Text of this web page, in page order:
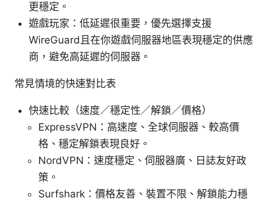
更穩定。
遊戲玩家：低延遲很重要，優先選擇支援
WireGuard且在你遊戲伺服器地區表現穩定的供應
商，避免高延遲的伺服器。
常見情境的快速對比表
快速比較（速度／穩定性／解鎖／價格）
ExpressVPN：高速度、全球伺服器、較高價
格、穩定解鎖表現良好。
NordVPN：速度穩定、伺服器廣、日誌友好政
策。
Surfshark：價格友善、裝置不限、解鎖能力穩